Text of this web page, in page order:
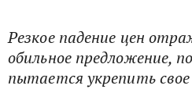
Резкое падение цен
обильное предложение,
пытается укрепить